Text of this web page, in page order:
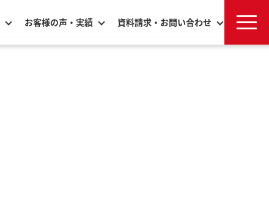
お客様の声・実績 資料請求・お問い合わせ